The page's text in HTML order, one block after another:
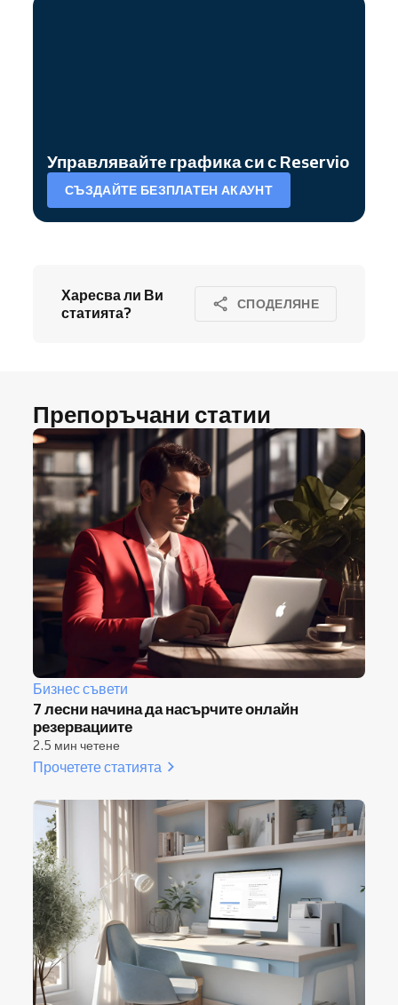
Управлявайте графика си с Reservio
СЪЗДАЙТЕ БЕЗПЛАТЕН АКАУНТ
Харесва ли Ви
статията?
СПОДЕЛЯНЕ
Препоръчани статии
Бизнес съвети
7 лесни начина да насърчите онлайн
резервациите
2.5 мин четене
Прочетете статията